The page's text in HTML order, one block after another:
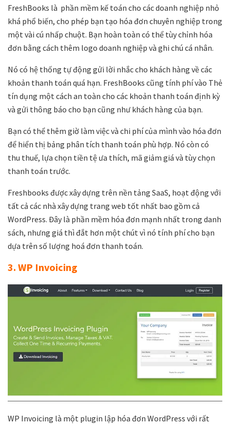
FreshBooks là phần mềm kế toán cho các doanh nghiệp nhỏ
khá phổ biến, cho phép bạn tạo hóa đơn chuyên nghiệp trong
một vài cú nhấp chuột. Bạn hoàn toàn có thể tùy chỉnh hóa
đơn bằng cách thêm logo doanh nghiệp và ghi chú cá nhân.
Nó có hệ thống tự động gửi lời nhắc cho khách hàng về các
khoản thanh toán quá hạn. FreshBooks cũng tính phí vào Thẻ
tín dụng một cách an toàn cho các khoản thanh toán định kỳ
và gửi thông báo cho bạn cũng như khách hàng của bạn.
Bạn có thể thêm giờ làm việc và chi phí của mình vào hóa đơn
để hiển thị bảng phân tích thanh toán phù hợp. Nó còn có
thu thuế, lựa chọn tiền tệ ưa thích, mã giảm giá và tùy chọn
thanh toán trước.
Freshbooks được xây dựng trên nền tảng SaaS, hoạt động với
tất cả các nhà xây dựng trang web tốt nhất bao gồm cả
WordPress. Đây là phần mềm hóa đơn mạnh nhất trong danh
sách, nhưng giá thì đắt hơn một chút vì nó tính phí cho bạn
dựa trên số lượng hoá đơn thanh toán.
3. WP Invoicing
WP Invoicing là một plugin lập hóa đơn WordPress với rất